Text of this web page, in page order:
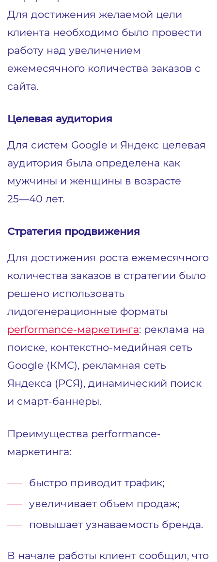
Для достижения желаемой цели
клиента необходимо было провести
работу над увеличением
ежемесячного количества заказов с
сайта.
Целевая аудитория
Для систем Google и Яндекс целевая
аудитория была определена как
мужчины и женщины в возрасте
25―40 лет.
Стратегия продвижения
Для достижения роста ежемесячного
количества заказов в стратегии было
решено использовать
лидогенерационные форматы
performance-маркетинга: реклама на
поиске, контекстно-медийная сеть
Google (КМС), рекламная сеть
Яндекса (РСЯ), динамический поиск
и смарт-баннеры.
Преимущества performance-
маркетинга:
быстро приводит трафик;
увеличивает объем продаж;
повышает узнаваемость бренда.
В начале работы клиент сообщил, что